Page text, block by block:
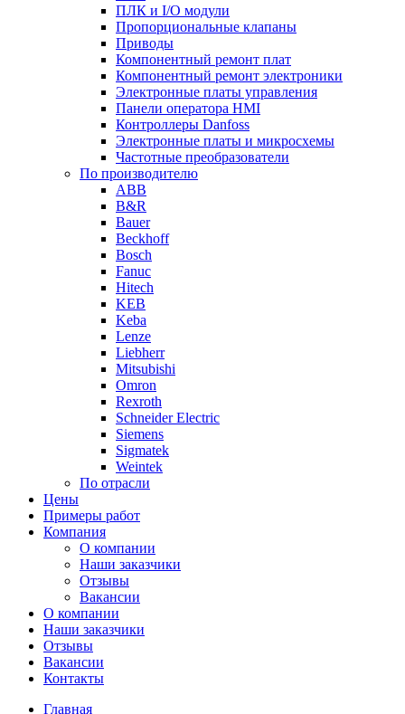
ПЛК и I/O модули
Пропорциональные клапаны
Приводы
Компонентный ремонт плат
Компонентный ремонт электроники
Электронные платы управления
Панели оператора HMI
Контроллеры Danfoss
Электронные платы и микросхемы
Частотные преобразователи
По производителю
ABB
B&R
Bauer
Beckhoff
Bosch
Fanuc
Hitech
KEB
Keba
Lenze
Liebherr
Mitsubishi
Omron
Rexroth
Schneider Electric
Siemens
Sigmatek
Weintek
По отрасли
Цены
Примеры работ
Компания
О компании
Наши заказчики
Отзывы
Вакансии
О компании
Наши заказчики
Отзывы
Вакансии
Контакты
Главная